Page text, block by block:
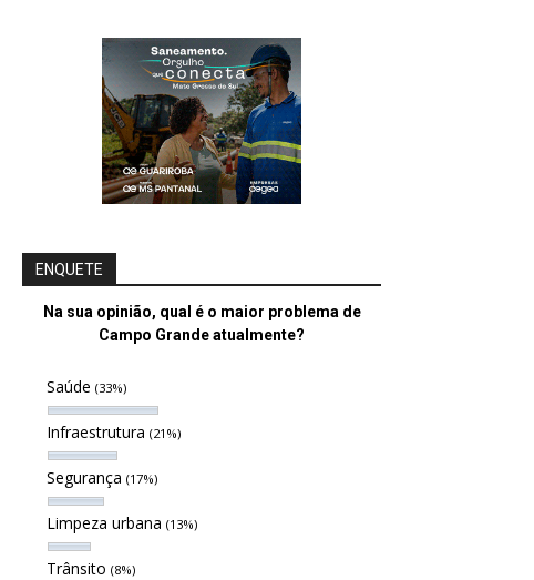
ENQUETE
Na sua opinião, qual é o maior problema de
Campo Grande atualmente?
Saúde (33%)
Infraestrutura (21%)
Segurança (17%)
Limpeza urbana (13%)
Trânsito (8%)